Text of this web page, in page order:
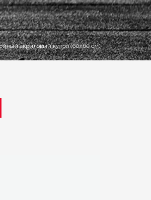
акриловый купол (60x60 см)